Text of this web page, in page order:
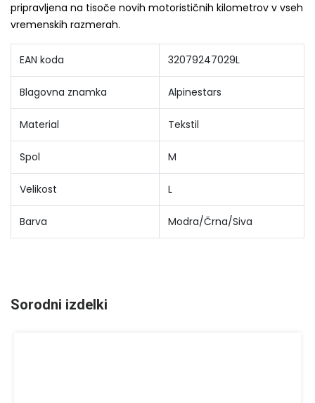
pripravljena na tisoče novih motorističnih kilometrov v vseh
vremenskih razmerah.
EAN koda 32079247029L
Blagovna znamka Alpinestars
Material Tekstil
Spol M
Velikost L
Barva Modra/Črna/Siva
Sorodni izdelki